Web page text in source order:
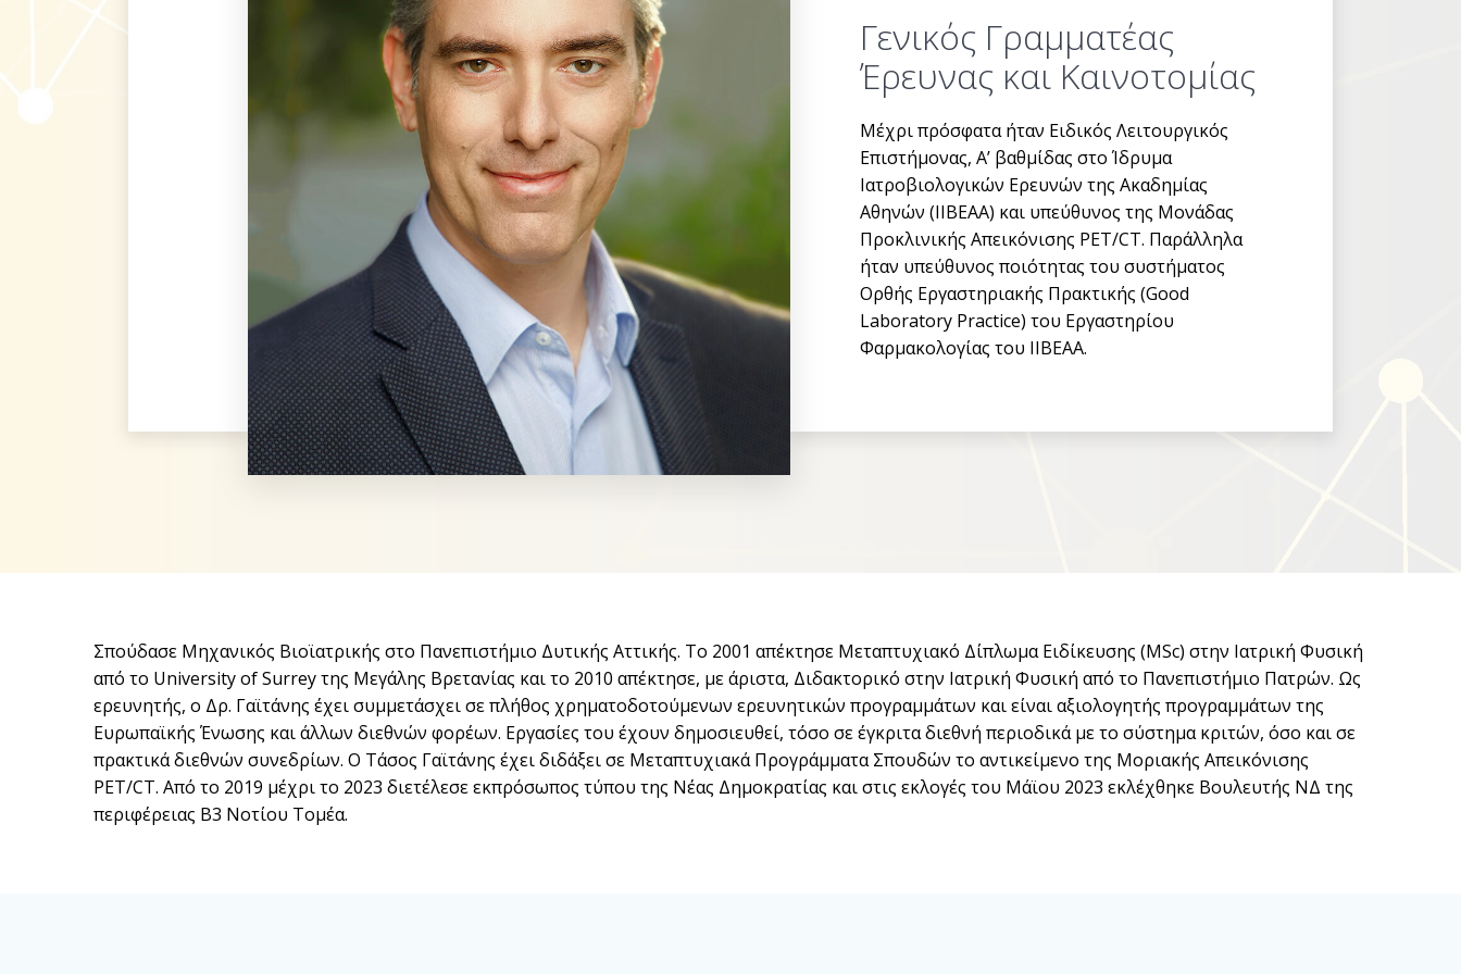
Γενικός Γραμματέας
Έρευνας και Καινοτομίας
Μέχρι πρόσφατα ήταν Ειδικός Λειτουργικός
Επιστήμονας, Α’ βαθμίδας στο Ίδρυμα
Ιατροβιολογικών Ερευνών της Ακαδημίας
Αθηνών (ΙΙΒΕΑΑ) και υπεύθυνος της Μονάδας
Προκλινικής Απεικόνισης PET/CT. Παράλληλα
ήταν υπεύθυνος ποιότητας του συστήματος
Ορθής Εργαστηριακής Πρακτικής (Good
Laboratory Practice) του Εργαστηρίου
Φαρμακολογίας του ΙΙΒΕΑΑ.
Σπούδασε Μηχανικός Βιοϊατρικής στο Πανεπιστήμιο Δυτικής Αττικής. Το 2001 απέκτησε Μεταπτυχιακό Δίπλωμα Ειδίκευσης (MSc) στην Ιατρική Φυσική
από το University of Surrey της Μεγάλης Βρετανίας και το 2010 απέκτησε, με άριστα, Διδακτορικό στην Ιατρική Φυσική από το Πανεπιστήμιο Πατρών. Ως
ερευνητής, ο Δρ. Γαϊτάνης έχει συμμετάσχει σε πλήθος χρηματοδοτούμενων ερευνητικών προγραμμάτων και είναι αξιολογητής προγραμμάτων της
Ευρωπαϊκής Ένωσης και άλλων διεθνών φορέων. Εργασίες του έχουν δημοσιευθεί, τόσο σε έγκριτα διεθνή περιοδικά με το σύστημα κριτών, όσο και σε
πρακτικά διεθνών συνεδρίων. Ο Τάσος Γαϊτάνης έχει διδάξει σε Μεταπτυχιακά Προγράμματα Σπουδών το αντικείμενο της Μοριακής Απεικόνισης
PET/CT. Από το 2019 μέχρι το 2023 διετέλεσε εκπρόσωπος τύπου της Νέας Δημοκρατίας και στις εκλογές του Μάϊου 2023 εκλέχθηκε Bουλευτής ΝΔ της
περιφέρειας Β3 Νοτίου Τομέα.